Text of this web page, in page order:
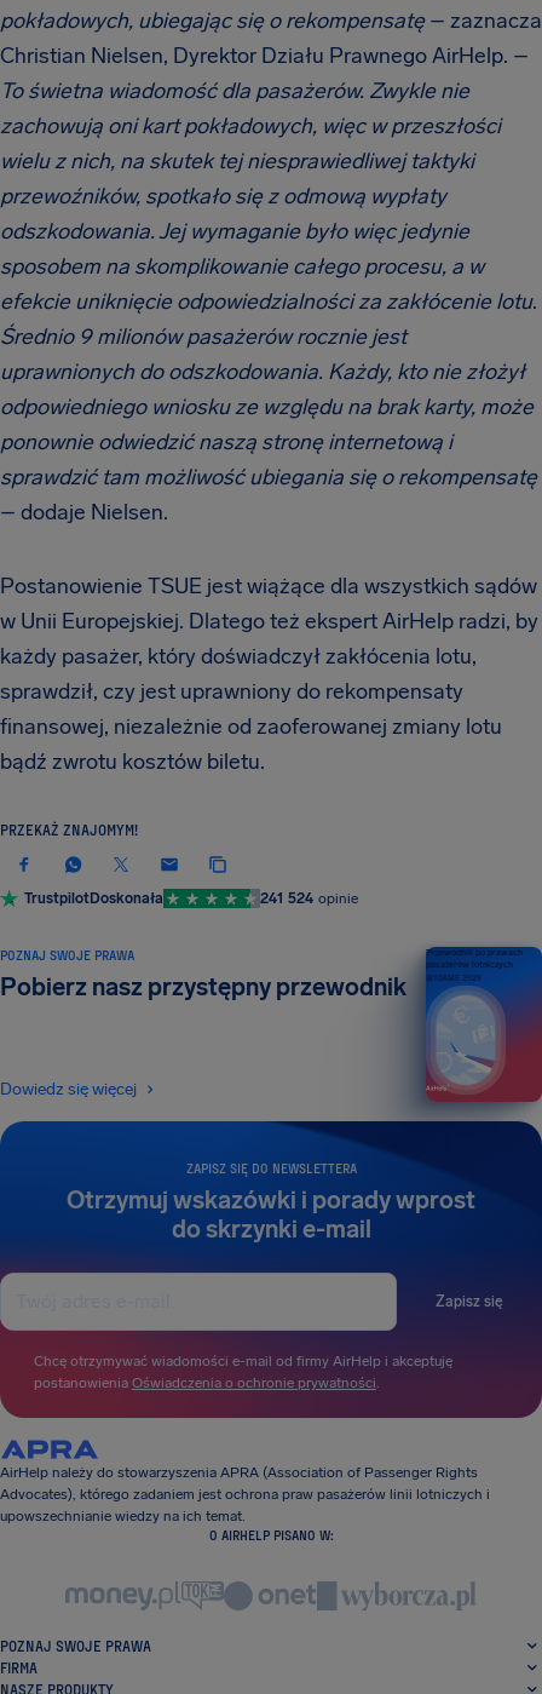
pokładowych, ubiegając się o rekompensatę– zaznacza
Christian Nielsen, Dyrektor Działu Prawnego AirHelp. –
To świetna wiadomość dla pasażerów. Zwykle nie
zachowują oni kart pokładowych, więc w przeszłości
wielu z nich, na skutek tej niesprawiedliwej taktyki
przewoźników, spotkało się z odmową wypłaty
odszkodowania. Jej wymaganie było więc jedynie
sposobem na skomplikowanie całego procesu, a w
efekcie uniknięcie odpowiedzialności za zakłócenie lotu.
Średnio 9 milionów pasażerów rocznie jest
uprawnionych do odszkodowania. Każdy, kto nie złożył
odpowiedniego wniosku ze względu na brak karty, może
ponownie odwiedzić naszą stronę internetową i
sprawdzić tam możliwość ubiegania się o rekompensatę
– dodaje Nielsen.
Postanowienie TSUE jest wiążące dla wszystkich sądów
w Unii Europejskiej. Dlatego też ekspert AirHelp radzi, by
każdy pasażer, który doświadczył zakłócenia lotu,
sprawdził, czy jest uprawniony do rekompensaty
finansowej, niezależnie od zaoferowanej zmiany lotu
bądź zwrotu kosztów biletu.
PRZEKAŻ ZNAJOMYM!
TrustpilotDoskonała 241 524 opinie
ZAPISZ SIĘ DO NEWSLETTERA
Otrzymuj wskazówki i porady wprost
do skrzynki e-mail
Zapisz się
Chcę otrzymywać wiadomości e-mail od firmy AirHelp i akceptuję
postanowienia Oświadczenia o ochronie prywatności.
POZNAJ SWOJE PRAWA
Pobierz nasz przystępny przewodnik
Dowiedz się więcej
Przewodnik po prawach
pasażerów lotniczych
WYDANIE 2026
AirHelp należy do stowarzyszenia APRA (Association of Passenger Rights
Advocates), którego zadaniem jest ochrona praw pasażerów linii lotniczych i
upowszechnianie wiedzy na ich temat.
O AIRHELP PISANO W:
POZNAJ SWOJE PRAWA
FIRMA
NASZE PRODUKTY